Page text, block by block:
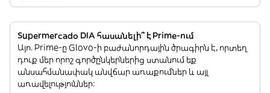
Supermercado DIA հասանելի՞ է Prime-ում
Այո. Prime-ը Glovo-ի բաժանորդային ծրագիրն է, որտեղ
դուք մեր որոշ գործընկերներից ստանում եք
անսահմանափակ անվճար առաքումներ և այլ
առավելություններ: